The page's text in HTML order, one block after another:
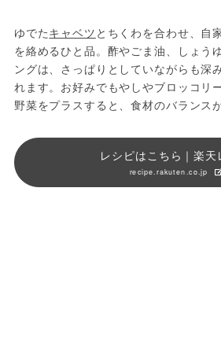
ゆでたキャベツ とちくわを合わせ、自
を絡めるひと品。酢やごま油、しょう
ングは、さっぱりとしていながらも深
れます。お好みでもやしやブロッコリ
野菜をプラスすると、食材のバランス
レシピはこちら｜楽天
recipe.rakuten.co.jp